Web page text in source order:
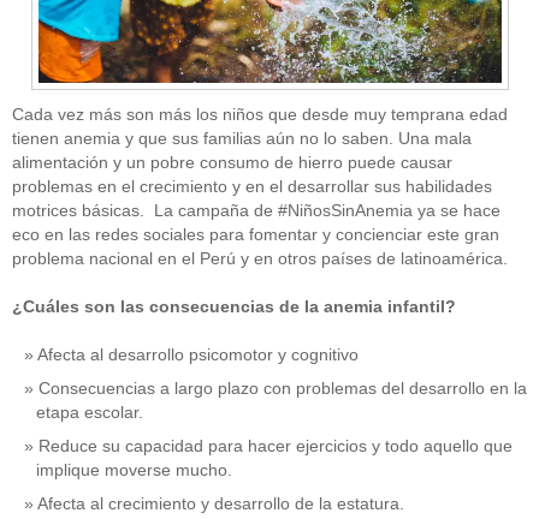
Cada vez más son más los niños que desde muy temprana edad
tienen anemia y que sus familias aún no lo saben. Una mala
alimentación y un pobre consumo de hierro puede causar
problemas en el crecimiento y en el desarrollar sus habilidades
motrices básicas. La campaña de #NiñosSinAnemia ya se hace
eco en las redes sociales para fomentar y concienciar este gran
problema nacional en el Perú y en otros países de latinoamérica.
¿Cuáles son las consecuencias de la anemia infantil?
Afecta al desarrollo psicomotor y cognitivo
Consecuencias a largo plazo con problemas del desarrollo en la
etapa escolar.
Reduce su capacidad para hacer ejercicios y todo aquello que
implique moverse mucho.
Afecta al crecimiento y desarrollo de la estatura.